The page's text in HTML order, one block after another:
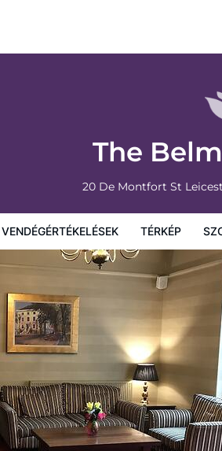
The
20 De Montfort St
VENDÉGÉRTÉKELÉSEK TÉRKÉP